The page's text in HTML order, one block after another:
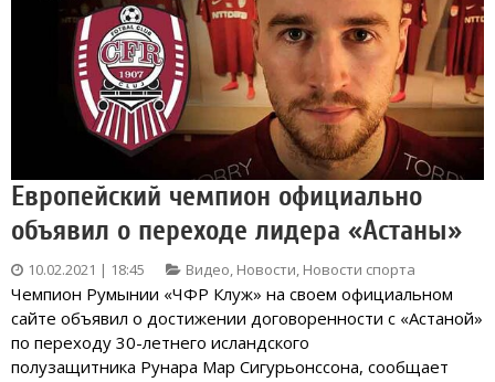
Европейский чемпион официально
объявил о переходе лидера «Астаны»
10.02.2021 | 18:45 Видео, Новости, Новости спорта
Чемпион Румынии «ЧФР Клуж» на своем официальном
сайте объявил о достижении договоренности с «Астаной»
по переходу 30-летнего исландского
полузащитника Рунара Мар Сигурьонссона, сообщает